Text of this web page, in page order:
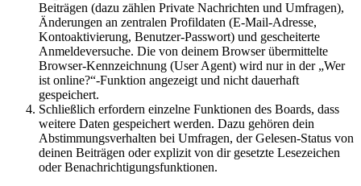
Beiträgen (dazu zählen Private Nachrichten und Umfragen),
Änderungen an zentralen Profildaten (E-Mail-Adresse,
Kontoaktivierung, Benutzer-Passwort) und gescheiterte
Anmeldeversuche. Die von deinem Browser übermittelte
Browser-Kennzeichnung (User Agent) wird nur in der „Wer
ist online?“-Funktion angezeigt und nicht dauerhaft
gespeichert.
Schließlich erfordern einzelne Funktionen des Boards, dass
weitere Daten gespeichert werden. Dazu gehören dein
Abstimmungsverhalten bei Umfragen, der Gelesen-Status von
deinen Beiträgen oder explizit von dir gesetzte Lesezeichen
oder Benachrichtigungsfunktionen.